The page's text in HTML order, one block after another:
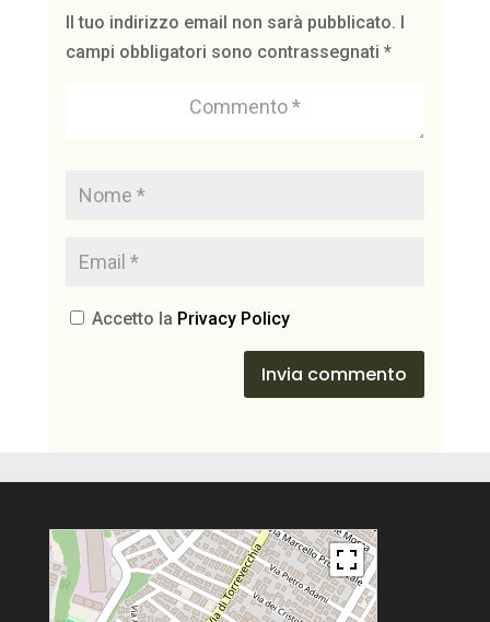
Il tuo indirizzo email non sarà pubblicato. I
campi obbligatori sono contrassegnati *
Accetto la Privacy Policy